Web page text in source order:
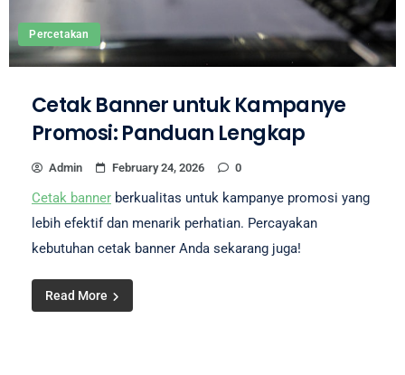
Percetakan
Cetak Banner untuk Kampanye
Promosi: Panduan Lengkap
Admin February 24, 2026 0
Cetak banner berkualitas untuk kampanye promosi yang
lebih efektif dan menarik perhatian. Percayakan
kebutuhan cetak banner Anda sekarang juga!
Read More